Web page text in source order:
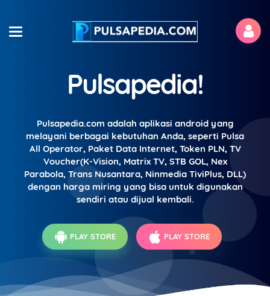
Pulsapedia!
Pulsapedia.com adalah aplikasi android yang
melayani berbagai kebutuhan Anda, seperti Pulsa
All Operator, Paket Data Internet, Token PLN, TV
Voucher(K-Vision, Matrix TV, STB GOL, Nex
Parabola, Trans Nusantara, Ninmedia TiviPlus, DLL)
dengan harga miring yang bisa untuk digunakan
sendiri atau dijual kembali.
PLAY STORE PLAY STORE